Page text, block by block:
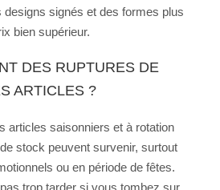
designs signés et des formes plus
bien supérieur.
DES RUPTURES DE
ARTICLES ?
articles saisonniers et à rotation
stock peuvent survenir, surtout
ou en période de fêtes.
trop tarder si vous tombez sur